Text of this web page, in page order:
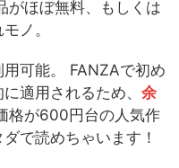
がほぼ無料、もしくは
ノ。
可能。 FANZAで初め
適用されるため、 余
格が600円台の人気作
で読めちゃいます！